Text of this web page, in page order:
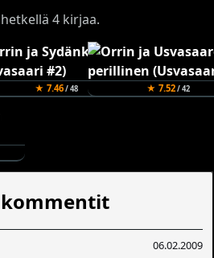
4 kirjaa.
★ 7.46/ 48 ★ 7.52/ 42
06.02.2009